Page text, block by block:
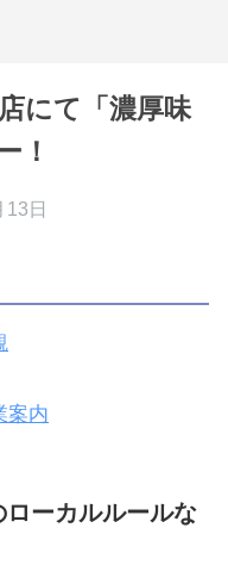
にて「濃厚味
！
日
ーカルルールな